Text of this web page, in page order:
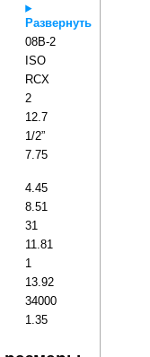
Развернуть
08B-2
ISO
RCX
2
12.7
1/2”
7.75
4.45
8.51
31
11.81
1
13.92
34000
1.35